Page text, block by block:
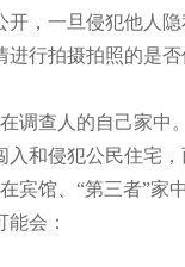
，一旦侵犯他人
拍摄拍照的是否
查人的自己家中。
侵犯公民住宅，
馆、“第三者”家中
会：